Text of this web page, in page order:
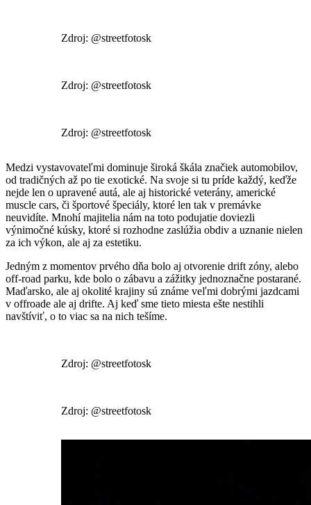
Zdroj: @streetfotosk
Zdroj: @streetfotosk
Zdroj: @streetfotosk
Medzi vystavovateľmi dominuje široká škála značiek automobilov,
od tradičných až po tie exotické. Na svoje si tu príde každý, keďže
nejde len o upravené autá, ale aj historické veterány, americké
muscle cars, či športové špeciály, ktoré len tak v premávke
neuvidíte. Mnohí majitelia nám na toto podujatie doviezli
výnimočné kúsky, ktoré si rozhodne zaslúžia obdiv a uznanie nielen
za ich výkon, ale aj za estetiku.
Jedným z momentov prvého dňa bolo aj otvorenie drift zóny, alebo
off-road parku, kde bolo o zábavu a zážitky jednoznačne postarané.
Maďarsko, ale aj okolité krajiny sú známe veľmi dobrými jazdcami
v offroade ale aj drifte. Aj keď sme tieto miesta ešte nestihli
navštíviť, o to viac sa na nich tešíme.
Zdroj: @streetfotosk
Zdroj: @streetfotosk